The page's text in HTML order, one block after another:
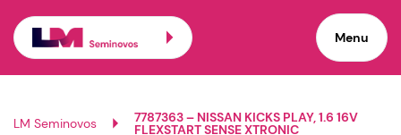
Menu
LM Seminovos 7787363 – NISSAN KICKS PLAY, 1.6 16V
FLEXSTART SENSE XTRONIC